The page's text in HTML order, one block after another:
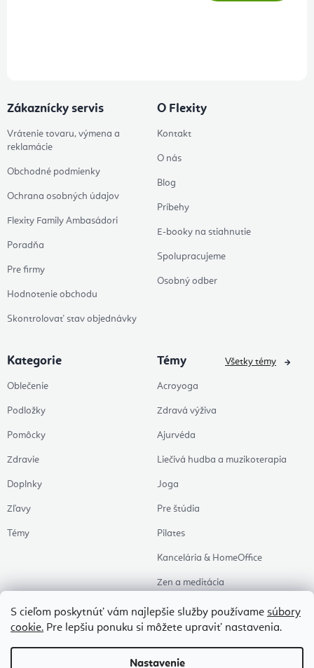
S cieľom poskytnúť vám najlepšie služby používame súbory
cookie. Pre lepšiu ponuku si môžete upraviť nastavenia.
Nastavenie
Zákaznícky servis
Vrátenie tovaru, výmena a
reklamácie
Obchodné podmienky
Ochrana osobných údajov
Flexity Family Ambasádori
Poradňa
Pre firmy
Hodnotenie obchodu
Skontrolovať stav objednávky
O Flexity
Kontakt
O nás
Blog
Príbehy
E-booky na stiahnutie
Spolupracujeme
Osobný odber
Kategorie
Oblečenie
Podložky
Pomôcky
Zdravie
Doplnky
Zľavy
Témy
Témy
Acroyoga
Zdravá výživa
Ajurvéda
Liečivá hudba a muzikoterapia
Joga
Pre štúdia
Pilates
Kancelária & HomeOffice
Zen a meditácia
Aromaterapia
Zdravý spánok
Naše obľúbené
Všetky témy